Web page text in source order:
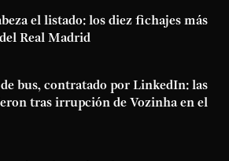
el listado: los diez fichajes más
Real Madrid
bus, contratado por LinkedIn: las
tras irrupción de Vozinha en el